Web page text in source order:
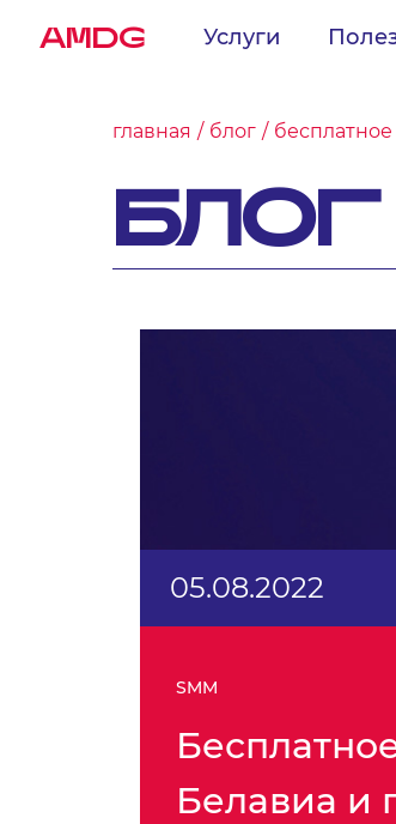
AMDG Услуги
главная блог
БЛОГ
05.08.2022
SMM
Белавиа и